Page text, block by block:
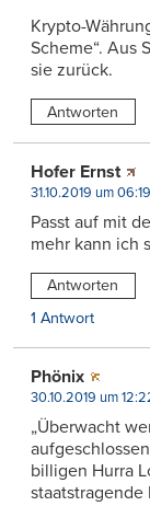
Krypto-
Scheme“. Aus
sie zurück.
Antworten
Hofer Ernst
31.10.2019 um 06:19
Passt auf mit
mehr kann ich
Antworten
1 Antwort
Phönix
30.10.2019 um
„Überwacht
billigen Hurra
staatstragende